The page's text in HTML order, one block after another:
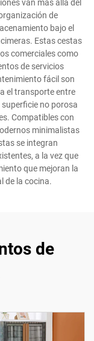
van más allá del
de
bajo el
Estas cestas
comerciales como
de servicios
fácil son
el transporte entre
no porosa
Compatibles con
minimalistas
se integran
a la vez que
que mejoran la
de la cocina.
de